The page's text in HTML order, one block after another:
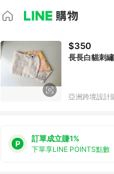
$350
長長白貓刺
亞洲跨境設計
訂單成立賺1%
下單享LINE POINTS點數